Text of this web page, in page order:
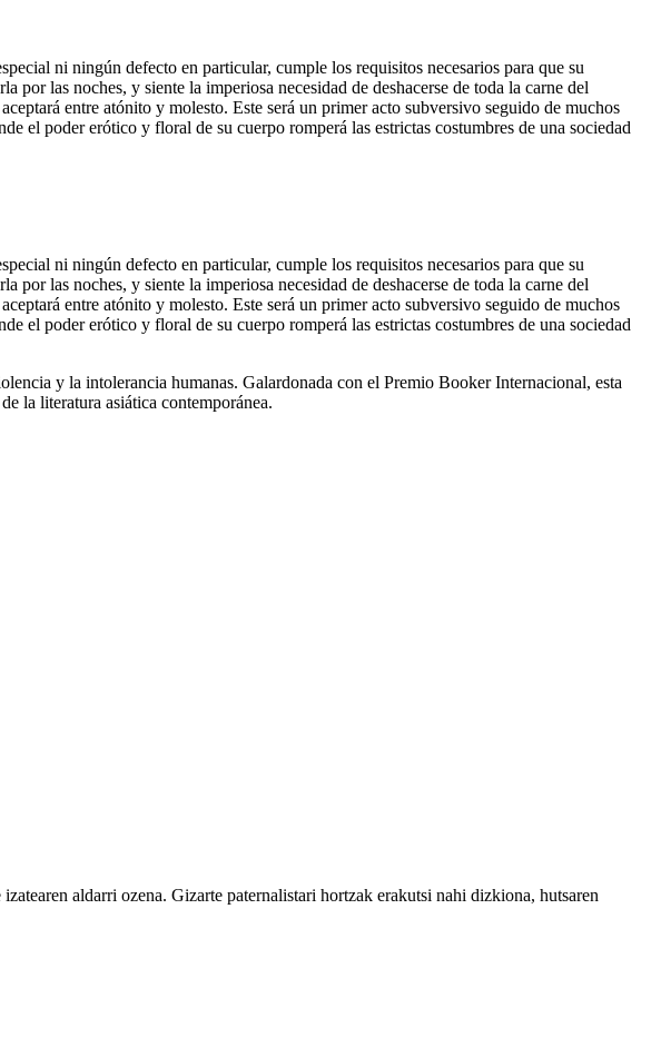
ni ningún defecto en particular, cumple los requisitos necesarios para que su
por las noches, y siente la imperiosa necesidad de deshacerse de toda la carne del
entre atónito y molesto. Este será un primer acto subversivo seguido de muchos
el poder erótico y floral de su cuerpo romperá las estrictas costumbres de una sociedad
ni ningún defecto en particular, cumple los requisitos necesarios para que su
por las noches, y siente la imperiosa necesidad de deshacerse de toda la carne del
entre atónito y molesto. Este será un primer acto subversivo seguido de muchos
el poder erótico y floral de su cuerpo romperá las estrictas costumbres de una sociedad
y la intolerancia humanas. Galardonada con el Premio Booker Internacional, esta
la literatura asiática contemporánea.
aldarri ozena. Gizarte paternalistari hortzak erakutsi nahi dizkiona, hutsaren